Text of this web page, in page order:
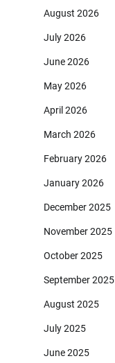
August 2026
July 2026
June 2026
May 2026
April 2026
March 2026
February 2026
January 2026
December 2025
November 2025
October 2025
September 2025
August 2025
July 2025
June 2025